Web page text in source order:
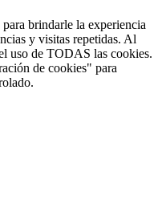
brindarle la experiencia
y visitas repetidas. Al
uso de TODAS las cookies.
de cookies" para